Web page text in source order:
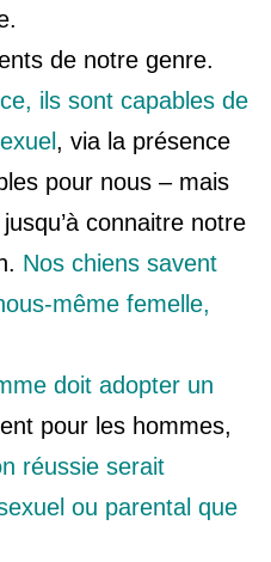
de notre genre.
ils sont capables de
, via la présence
pour nous – mais
connaitre notre
Nos chiens savent
même femelle,
doit adopter un
pour les hommes,
réussie serait
ou parental que